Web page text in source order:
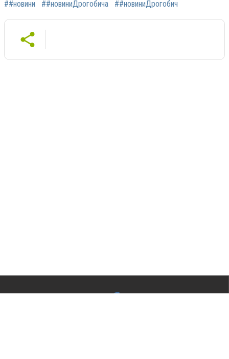
##новини
##новиниДрогобича ##новиниДрогобич